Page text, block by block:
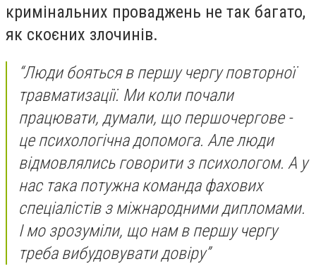
кримінальних проваджень не так багато,
як скоєних злочинів.
“Люди бояться в першу чергу повторної
травматизації. Ми коли почали
працювати, думали, що першочергове -
це психологічна допомога. Але люди
відмовлялись говорити з психологом. А у
нас така потужна команда фахових
спеціалістів з міжнародними дипломами.
І мо зрозуміли, що нам в першу чергу
треба вибудовувати довіру”